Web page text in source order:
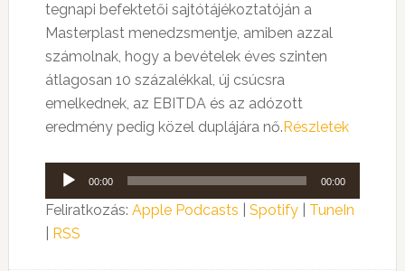
tegnapi befektetői sajtótájékoztatóján a
Masterplast menedzsmentje, amiben azzal
számolnak, hogy a bevételek éves szinten
átlagosan 10 százalékkal, új csúcsra
emelkednek, az EBITDA és az adózott
eredmény pedig közel duplájára nő.Részletek
Audió
lejátszó
00:00 00:00
Feliratkozás: Apple Podcasts Spotify| TuneIn
RSS